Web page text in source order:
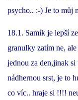
PODPORA
E - S H O P
HISTORIE 2022
psycho.. :-) Je to můj
18.1. Samík je lepší
granulky zatím ne,
jednou za den,jinak si
nádhernou srst, je to
co víc.. hraje si !!!!